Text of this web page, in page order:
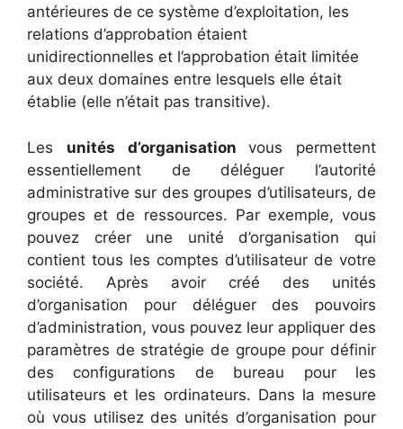
antérieures de ce système d’exploitation, les
relations d’approbation étaient
unidirectionnelles et l’approbation était limitée
aux deux domaines entre lesquels elle était
établie (elle n’était pas transitive).
Les unités d’organisationvous permettent
essentiellement de déléguer l’autorité
administrative sur des groupes d’utilisateurs, de
groupes et de ressources. Par exemple, vous
pouvez créer une unité d’organisation qui
contient tous les comptes d’utilisateur de votre
société. Après avoir créé des unités
d’organisation pour déléguer des pouvoirs
d’administration, vous pouvez leur appliquer des
paramètres de stratégie de groupe pour définir
des configurations de bureau pour les
utilisateurs et les ordinateurs. Dans la mesure
où vous utilisez des unités d’organisation pour